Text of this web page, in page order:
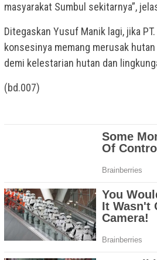
masyarakat Sumbul sekitarnya”,
Ditegaskan Yusuf Manik lagi, jika PT.
konsesinya memang merusak
demi kelestarian hutan dan
(bd.007)